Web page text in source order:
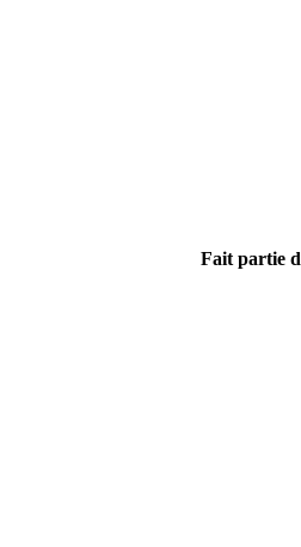
Fait partie